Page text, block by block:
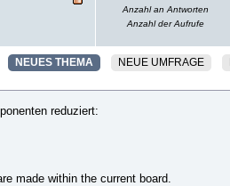
Anzahl an Antworten
Anzahl der Aufrufe
NEUES THEMA NEUE UMFRAGE
reduziert:
made within the current board.